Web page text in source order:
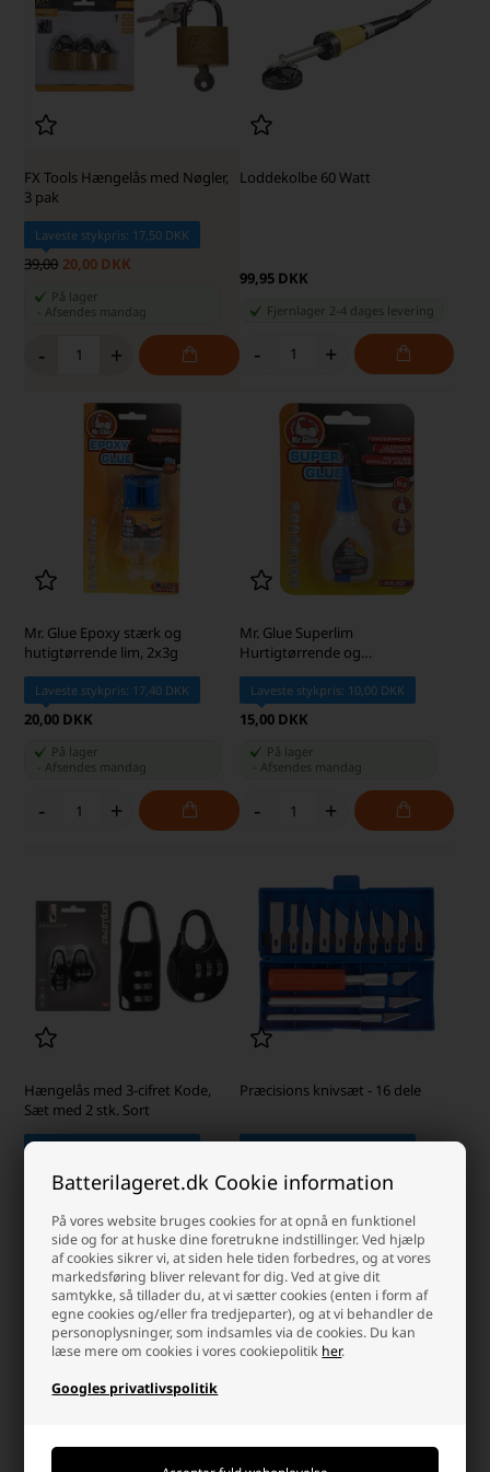
Batterilageret.dk Cookie information
På vores website bruges cookies for at opnå en funktionel
side og for at huske dine foretrukne indstillinger. Ved hjælp
af cookies sikrer vi, at siden hele tiden forbedres, og at vores
markedsføring bliver relevant for dig. Ved at give dit
samtykke, så tillader du, at vi sætter cookies (enten i form af
egne cookies og/eller fra tredjeparter), og at vi behandler de
personoplysninger, som indsamles via de cookies. Du kan
læse mere om cookies i vores cookiepolitik her.
Googles privatlivspolitik
FX Tools Hængelås med Nøgler,
3 pak
Laveste stykpris: 17,50 DKK
39,00 20,00 DKK
På lager
Afsendes mandag
- +
Loddekolbe 60 Watt
99,95 DKK
Fjernlager 2-4 dages levering
- +
Mr. Glue Epoxy stærk og
hutigtørrende lim, 2x3g
Laveste stykpris: 17,40 DKK
20,00 DKK
På lager
-Afsendes mandag
- +
Mr. Glue Superlim
Hurtigtørrende og
Tyndtflydende Sekundlim, 5 g
Laveste stykpris: 10,00 DKK
15,00 DKK
På lager
Afsendes mandag
- +
Hængelås med 3-cifret Kode,
Sæt med 2 stk. Sort
Laveste stykpris: 34,00 DKK
39,00 DKK
Afsendesmandag
+
Præcisions knivsæt - 16 dele
Laveste stykpris: 34,00 DKK
39,00 DKK
-Afsendesmandag
- +
Nøgleboks med kodelås